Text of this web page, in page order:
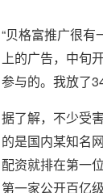
“贝格富推广很
上的广告，中旬
参与的。我放了
据了解，不少受
的是国内某知名
配资就排在第一
第一家公开百亿